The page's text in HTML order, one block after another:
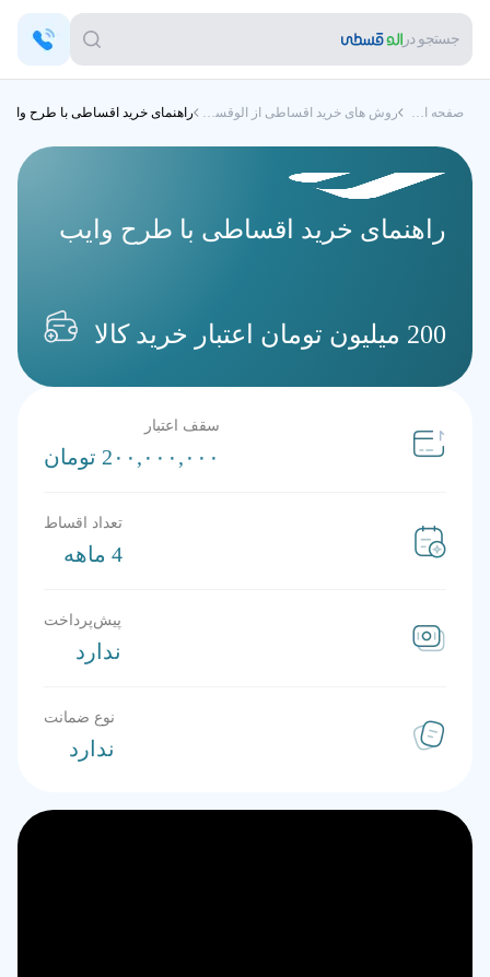
جستجو در
صفحه اصلی روش های خرید اقساطی از الوقسطی راهنمای خرید اقساطی با طرح وایب
راهنمای خرید اقساطی با طرح وایب
200 میلیون تومان اعتبار خرید کالا
سقف اعتبار
2۰۰,۰۰۰,۰۰۰ تومان
تعداد اقساط
4 ماهه
پیش‌پرداخت
ندارد
نوع ضمانت
ندارد